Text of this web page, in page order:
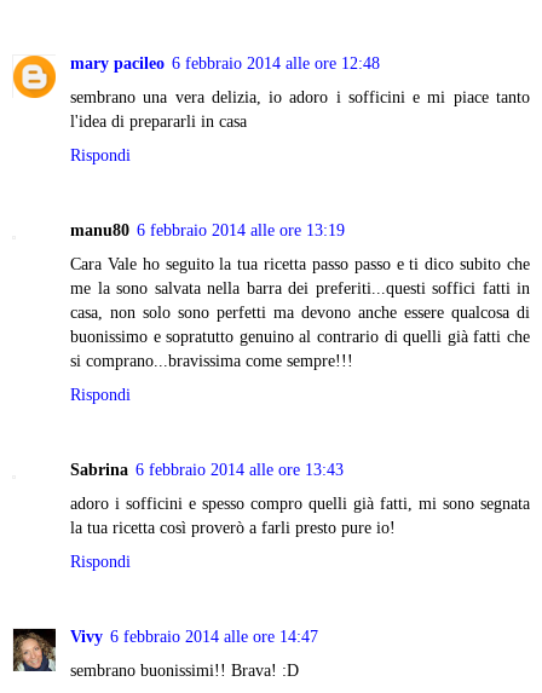
mary pacileo 6 febbraio 2014 alle ore 12:48
sembrano una vera delizia, io adoro i sofficini e mi piace tanto
l'idea di prepararli in casa
Rispondi
manu80 6 febbraio 2014 alle ore 13:19
Cara Vale ho seguito la tua ricetta passo passo e ti dico subito che
me la sono salvata nella barra dei preferiti...questi soffici fatti in
casa, non solo sono perfetti ma devono anche essere qualcosa di
buonissimo e sopratutto genuino al contrario di quelli già fatti che
si comprano...bravissima come sempre!!!
Rispondi
Sabrina 6 febbraio 2014 alle ore 13:43
adoro i sofficini e spesso compro quelli già fatti, mi sono segnata
la tua ricetta così proverò a farli presto pure io!
Rispondi
Vivy 6 febbraio 2014 alle ore 14:47
sembrano buonissimi!! Brava! :D